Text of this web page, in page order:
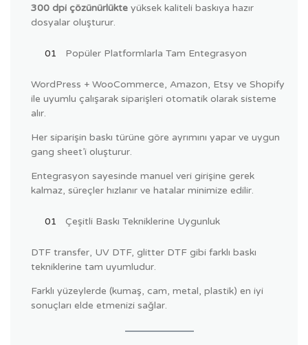
300 dpi çözünürlükte yüksek kaliteli baskıya hazır
dosyalar oluşturur.
Popüler Platformlarla Tam Entegrasyon
WordPress + WooCommerce, Amazon, Etsy ve Shopify
ile uyumlu çalışarak siparişleri otomatik olarak sisteme
alır.
Her siparişin baskı türüne göre ayrımını yapar ve uygun
gang sheet’i oluşturur.
Entegrasyon sayesinde manuel veri girişine gerek
kalmaz, süreçler hızlanır ve hatalar minimize edilir.
Çeşitli Baskı Tekniklerine Uygunluk
DTF transfer, UV DTF, glitter DTF gibi farklı baskı
tekniklerine tam uyumludur.
Farklı yüzeylerde (kumaş, cam, metal, plastik) en iyi
sonuçları elde etmenizi sağlar.